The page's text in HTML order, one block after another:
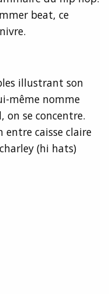
beat, ce
illustrant son
même nomme
on se concentre.
entre caisse claire
(hi hats)